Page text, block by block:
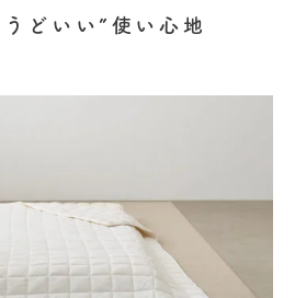
どいい”使い心地